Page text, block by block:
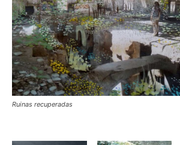
Ruinas recuperadas